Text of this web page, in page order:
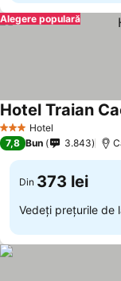
Alegere populară
3 SteleHotel
Hotel Traian
7,8 Bun 3.843
Din 373 lei
Vedeți prețurile de